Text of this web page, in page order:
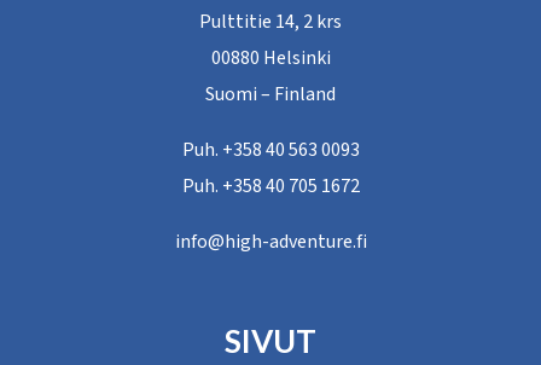
Pulttitie 14, 2 krs
00880 Helsinki
Suomi – Finland
Puh. +358 40 563 0093
Puh. +358 40 705 1672
info@high-adventure.fi
SIVUT